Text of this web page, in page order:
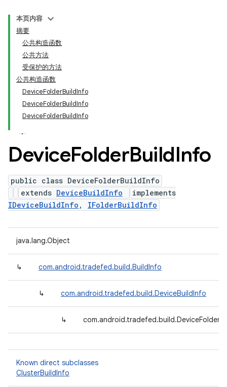
本页内容
摘要
公共构造函数
公共方法
受保护的方法
公共构造函数
DeviceFolderBuildInfo
DeviceFolderBuildInfo
DeviceFolderBuildInfo
DeviceFolderBuildInfo
public class DeviceFolderBuildInfo
extends DeviceBuildInfo
implements
IDeviceBuildInfo , IFolderBuildInfo
java.lang.Object
↳ com.android.tradefed.build.BuildInfo
↳ com.android.tradefed.build.DeviceBuildInfo
↳
Known direct subclasses
ClusterBuildInfo